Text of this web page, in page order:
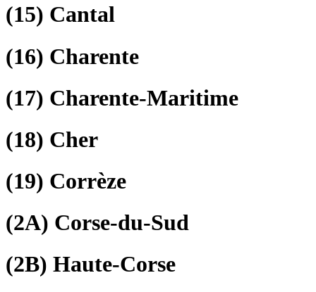
(15) Cantal
(16) Charente
(17) Charente-Maritime
(18) Cher
(19) Corrèze
(2A) Corse-du-Sud
(2B) Haute-Corse